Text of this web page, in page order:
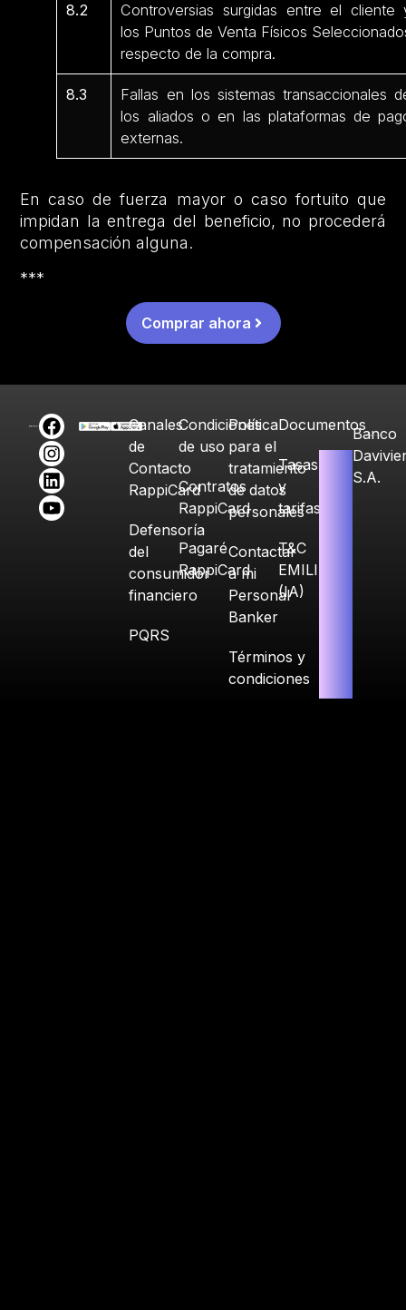
8.2
Controversias surgidas entre el cliente
los Puntos de Venta Físicos
respecto de la compra.
8.3
Fallas en los sistemas transaccionales
los aliados o en las plataformas de
externas.
En caso de fuerza mayor o caso fortuito que
impidan la entrega del beneficio, no procederá
compensación alguna.
***
Comprar ahora
Canales
de
Contacto
RappiCard
Defensoría
del
consumidor
financiero
PQRS
Condiciones
de uso
Contratos
RappiCard
Pagaré
RappiCard
Política
para el
tratamiento
de datos
personales
Contactar
a mi
Personal
Banker
Términos y
condiciones
Documentos
Tasas
y
tarifas
T&C
EMILIA
(IA)
Banco
S.A.